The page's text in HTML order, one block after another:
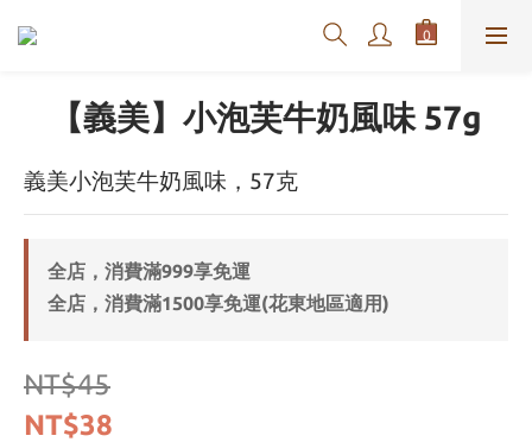
【義美】小泡芙牛奶風味 57g
義美小泡芙牛奶風味，57克
全店，消費滿999享免運
全店，消費滿1500享免運(花東地區適用)
NT$45
NT$38